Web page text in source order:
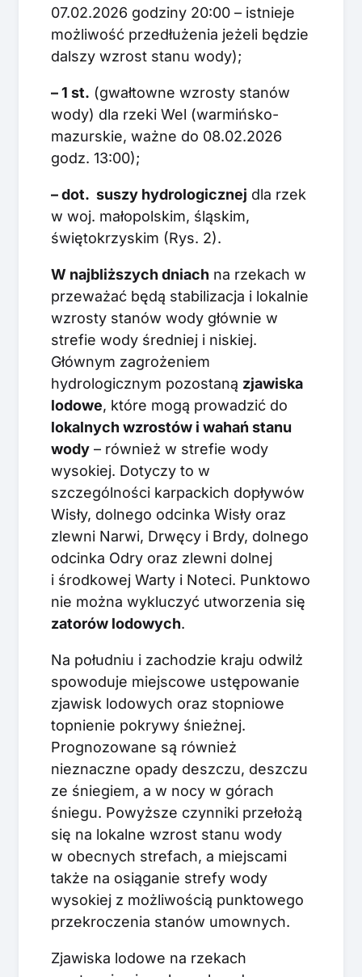
07.02.2026 godziny 20:00 – istnieje
możliwość przedłużenia jeżeli będzie
dalszy wzrost stanu wody);
– 1 st. (gwałtowne wzrosty stanów
wody) dla rzeki Wel (warmińsko-
mazurskie, ważne do 08.02.2026
godz. 13:00);
– dot. suszy hydrologicznej dla rzek
w woj. małopolskim, śląskim,
świętokrzyskim (Rys. 2).
W najbliższych dniach na rzekach w
przeważać będą stabilizacja i lokalnie
wzrosty stanów wody głównie w
strefie wody średniej i niskiej.
Głównym zagrożeniem
hydrologicznym pozostaną zjawiska
lodowe, które mogą prowadzić do
lokalnych wzrostów i wahań stanu
wody – również w strefie wody
wysokiej. Dotyczy to w
szczególności karpackich dopływów
Wisły, dolnego odcinka Wisły oraz
zlewni Narwi, Drwęcy i Brdy, dolnego
odcinka Odry oraz zlewni dolnej
i środkowej Warty i Noteci. Punktowo
nie można wykluczyć utworzenia się
zatorów lodowych.
Na południu i zachodzie kraju odwilż
spowoduje miejscowe ustępowanie
zjawisk lodowych oraz stopniowe
topnienie pokrywy śnieżnej.
Prognozowane są również
nieznaczne opady deszczu, deszczu
ze śniegiem, a w nocy w górach
śniegu. Powyższe czynniki przełożą
się na lokalne wzrost stanu wody
w obecnych strefach, a miejscami
także na osiąganie strefy wody
wysokiej z możliwością punktowego
przekroczenia stanów umownych.
Zjawiska lodowe na rzekach